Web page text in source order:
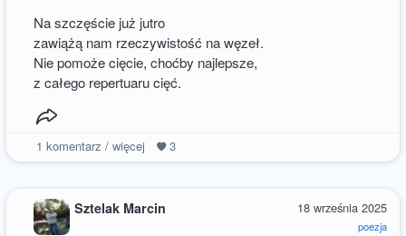
Na szczęście już jutro
zawiążą nam rzeczywistość na węzeł.
Nie pomoże cięcie, choćby najlepsze,
z całego repertuaru cięć.
1 komentarz / więcej 3
18 września 2025
poezja
Sztelak Marcin